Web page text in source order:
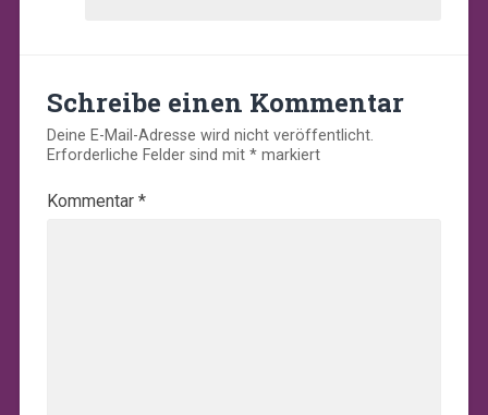
Schreibe einen Kommentar
Deine E-Mail-Adresse wird nicht veröffentlicht.
Erforderliche Felder sind mit *markiert
Kommentar *